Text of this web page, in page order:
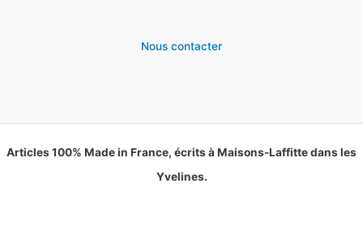
Nous contacter
Articles 100% Made in France, écrits à Maisons-Laffitte dans les
Yvelines.